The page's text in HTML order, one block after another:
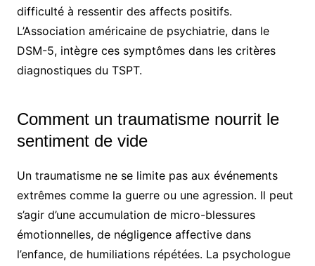
difficulté à ressentir des affects positifs.
L’Association américaine de psychiatrie, dans le
DSM-5, intègre ces symptômes dans les critères
diagnostiques du TSPT.
Comment un traumatisme nourrit le
sentiment de vide
Un traumatisme ne se limite pas aux événements
extrêmes comme la guerre ou une agression. Il peut
s’agir d’une accumulation de micro-blessures
émotionnelles, de négligence affective dans
l’enfance, de humiliations répétées. La psychologue